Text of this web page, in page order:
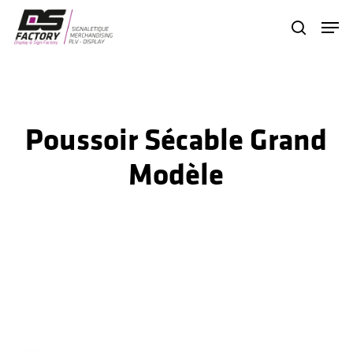
search
Poussoir Sécable Grand
Modèle